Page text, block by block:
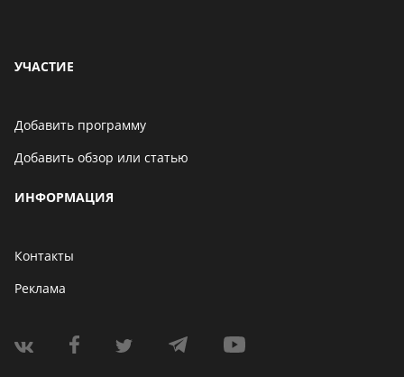
УЧАСТИЕ
Добавить программу
Добавить обзор или статью
ИНФОРМАЦИЯ
Контакты
Реклама